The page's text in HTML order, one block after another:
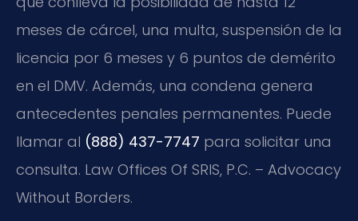
meses de cárcel, una multa, suspensión de la
licencia por 6 meses y 6 puntos de demérito
en el DMV. Además, una condena genera
antecedentes penales permanentes. Puede
llamar al (888) 437-7747 para solicitar una
consulta. Law Offices Of SRIS, P.C. – Advocacy
Without Borders.